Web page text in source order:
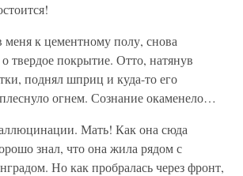
к цементному полу, снова
твердое покрытие. Отто, натянув
поднял шприц и куда-то его
огнем. Сознание окаменело…
Мать! Как она сюда
знал, что она жила рядом с
Но как пробралась через фронт,